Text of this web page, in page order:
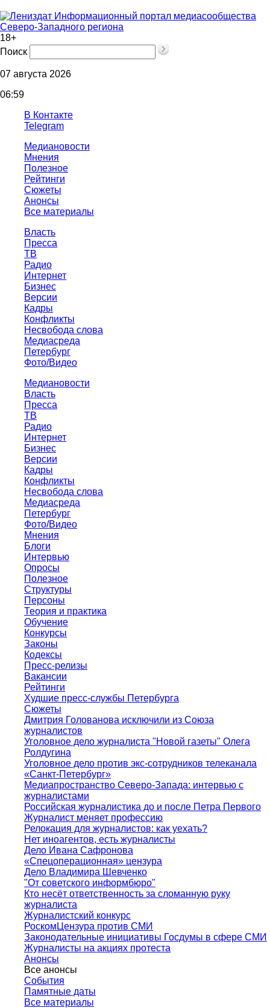
Информационный портал медиасообщества
Северо-Западного региона
18+
Поиск
07 августа 2026
06:59
В Контакте
Telegram
Медиановости
Мнения
Полезное
Рейтинги
Сюжеты
Анонсы
Все материалы
Власть
Пресса
ТВ
Радио
Интернет
Бизнес
Версии
Кадры
Конфликты
Несвобода слова
Медиасреда
Петербург
Фото/Видео
Медиановости
Власть
Пресса
ТВ
Радио
Интернет
Бизнес
Версии
Кадры
Конфликты
Несвобода слова
Медиасреда
Петербург
Фото/Видео
Мнения
Блоги
Интервью
Опросы
Полезное
Структуры
Персоны
Теория и практика
Обучение
Конкурсы
Законы
Кодексы
Пресс-релизы
Вакансии
Рейтинги
Худшие пресс-службы Петербурга
Сюжеты
Дмитрия Голованова исключили из Союза
журналистов
Уголовное дело журналиста "Новой газеты" Олега
Ролдугина
Уголовное дело против экс-сотрудников телеканала
«Санкт-Петербург»
Медиапространство Северо-Запада: интервью с
журналистами
Российская журналистика до и после Петра Первого
Журналист меняет профессию
Релокация для журналистов: как уехать?
Нет иноагентов, есть журналисты
Дело Ивана Сафронова
«Спецоперационная» цензура
Дело Владимира Шевченко
"От советского информбюро"
Кто несёт ответственность за сломанную руку
журналиста
Журналистский конкурс
РоскомЦензура против СМИ
Законодательные инициативы Госдумы в сфере СМИ
Журналисты на акциях протеста
Анонсы
Все анонсы
События
Памятные даты
Все материалы